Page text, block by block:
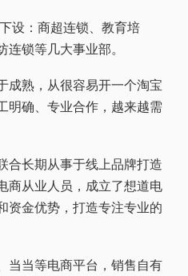
设：商超连锁、教育培
连锁等几大事业部。
成熟，从很容易开一个淘宝
明确、专业合作，越来越需
合长期从事于线上品牌打造
商从业人员，成立了想道电
资金优势，打造专注专业的
当当等电商平台，销售自有